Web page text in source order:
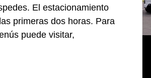
El estacionamiento
primeras dos horas. Para
puede visitar,